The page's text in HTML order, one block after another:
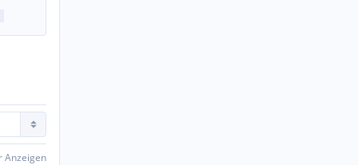
Anzeigen